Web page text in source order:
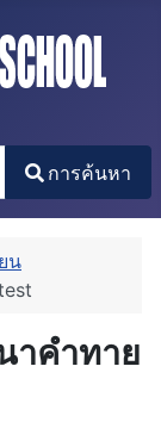
for results.
การค้นหา
น
าคำทาย